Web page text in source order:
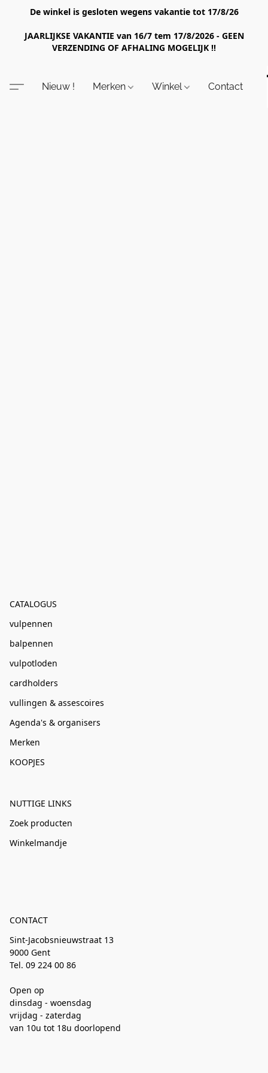
De winkel is gesloten wegens vakantie tot 17/8/26
JAARLIJKSE VAKANTIE van 16/7 tem 17/8/2026 - GEEN
VERZENDING OF AFHALING MOGELIJK !!
Nieuw ! Merken Winkel Contact
CATALOGUS
vulpennen
balpennen
vulpotloden
cardholders
vullingen & assescoires
Agenda's & organisers
Merken
KOOPJES
NUTTIGE LINKS
Zoek producten
Winkelmandje
CONTACT
Sint-Jacobsnieuwstraat 13
9000 Gent
Tel. 09 224 00 86
Open op
dinsdag - woensdag
vrijdag - zaterdag
van 10u tot 18u doorlopend